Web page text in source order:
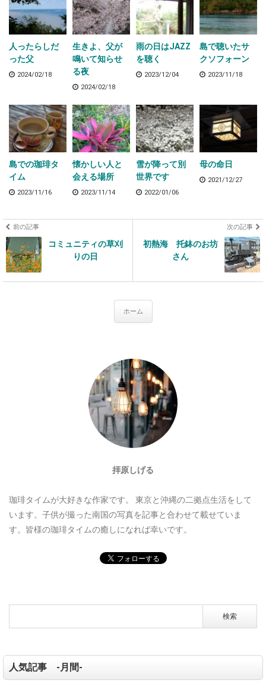
人ったらしだ
った父
2024/02/18
生きよ、父が
鳴いて知らせ
る夜
2024/02/18
雨の日はJAZZ
を聴く
2023/12/04
島で聴いたサ
クソフォーン
2023/11/18
島での珈琲タ
イム
2023/11/16
懐かしい人と
会える場所
2023/11/14
雪が降って別
世界です
2022/01/06
母の命日
2021/12/27
前の記事
コミュニティの草刈
りの日
次の記事
初熱海 托鉢のお坊
さん
ホーム
拝原しげる
珈琲タイムが大好きな作家です。
東京と沖縄の二拠点生活をして
います。子供が撮った南国の写真を記事と合わせて載せていま
す。皆様の珈琲タイムの癒しになれば幸いです。
人気記事 -月間-